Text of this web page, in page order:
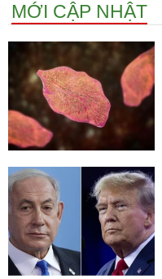
MỚI CẬP NHẬT